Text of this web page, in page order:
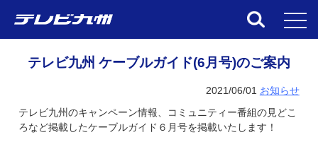
テレビ九州 ケーブルガイド(6月号)のご案内
2021/06/01 お知らせ
テレビ九州のキャンペーン情報、コミュニティー番組の見どこ
ろなど掲載したケーブルガイド６月号を掲載いたします！